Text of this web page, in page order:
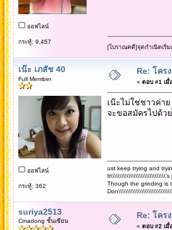
ออฟไลน์
กระทู้: 9,457
[โบราณคดี]จุดกำเนิดเริ่
เน๊ะ เภสัช 40
Full Member
ออฟไลน์
กระทู้: 362
Re: โคร
« ตอบ #1 เมื่
เน๊ะไม่ใช่ชาวค่าย
จะขอสมัครไปด้ว
ust keep trying and
It\\\\\\\\\\\\\\\\\\\\\\\\\\\\\\\'s
Though the grinding is
suriya2513
Cmadong ชั้นเซียน
Re: โคร
« ตอบ #2 เมื่